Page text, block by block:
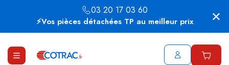
⚡Vos pièces détachées TP au meilleur prix
03 20 17 03 60